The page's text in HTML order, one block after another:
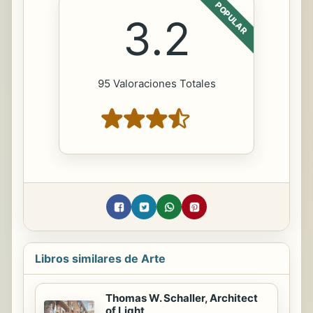
POPULAR
3.2
95 Valoraciones Totales
Libros similares de Arte
Thomas W. Schaller, Architect